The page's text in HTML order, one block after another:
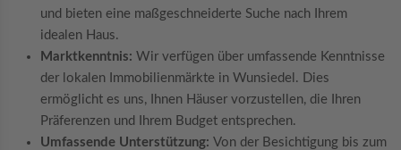
und bieten eine maßgeschneiderte Suche nach Ihrem
idealen Haus.
Marktkenntnis: Wir verfügen über umfassende Kenntnisse
der lokalen Immobilienmärkte in Wunsiedel. Dies
ermöglicht es uns, Ihnen Häuser vorzustellen, die Ihren
Präferenzen und Ihrem Budget entsprechen.
Umfassende Unterstützung: Von der Besichtigung bis zum